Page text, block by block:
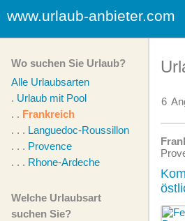
www.urlaub-anbieter.com
Wo suchen Sie Urlaub?
Alle Urlaubsarten
. Urlaub mit Pool
. . Frankreich
. . . Languedoc-Roussillon
. . . Provence
. . . Rhone-Ardeche
Welche Urlaubsart
suchen Sie?
6